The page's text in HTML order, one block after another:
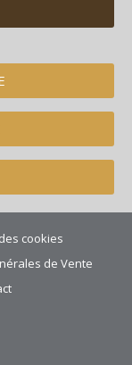
cookies
de Vente